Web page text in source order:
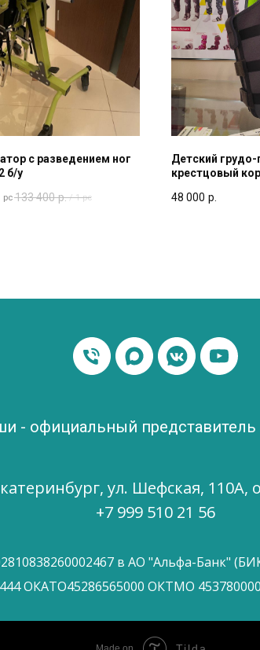
с разведением ног
б/у
pc 133 400 р. / 1 pc
Детский
крестцовый
48 000 р.
- официальный
ул. Шефская, 110А,
+7 999 510 21 56
в АО "Альфа-Банк"
ОКАТО45286565000 ОКТМО